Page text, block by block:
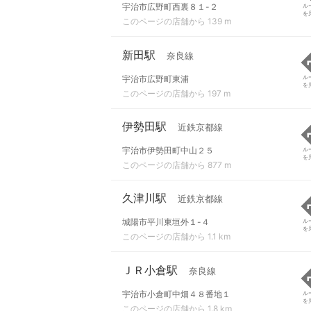
宇治市広野町西裏８１-２
このページの店舗から 139 m
ル
を
新田駅 奈良線
宇治市広野町東浦
このページの店舗から 197 m
ル
を
伊勢田駅 近鉄京都線
宇治市伊勢田町中山２５
このページの店舗から 877 m
ル
を
久津川駅 近鉄京都線
城陽市平川東垣外１-４
このページの店舗から 1.1 km
ル
を
ＪＲ小倉駅 奈良線
宇治市小倉町中畑４８番地１
このページの店舗から 1.8 km
ル
を